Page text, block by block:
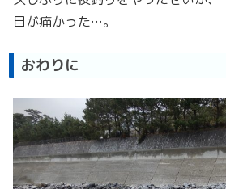
目が痛かった…。
おわりに